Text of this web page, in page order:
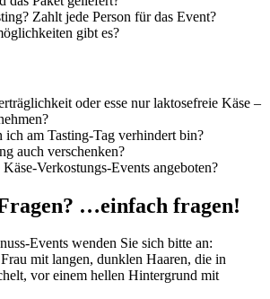
Zahlt jede Person für das Event?
gibt es?
oder esse nur laktosefreie Käse –
ich am Tasting-Tag verhindert bin?
auch verschenken?
Verkostungs-Events angeboten?
…einfach fragen!
Events wenden Sie sich bitte an: